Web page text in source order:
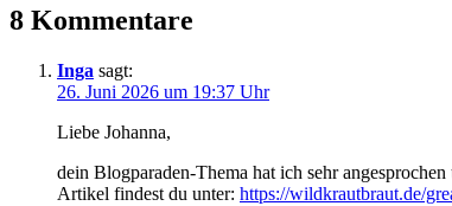
8 Kommentare
Inga sagt:
26. Juni 2026 um 19:37 Uhr
Liebe Johanna,
dein Blogparaden-Thema hat ich sehr
Artikel findest du unter: https://wildkrautbraut.de/